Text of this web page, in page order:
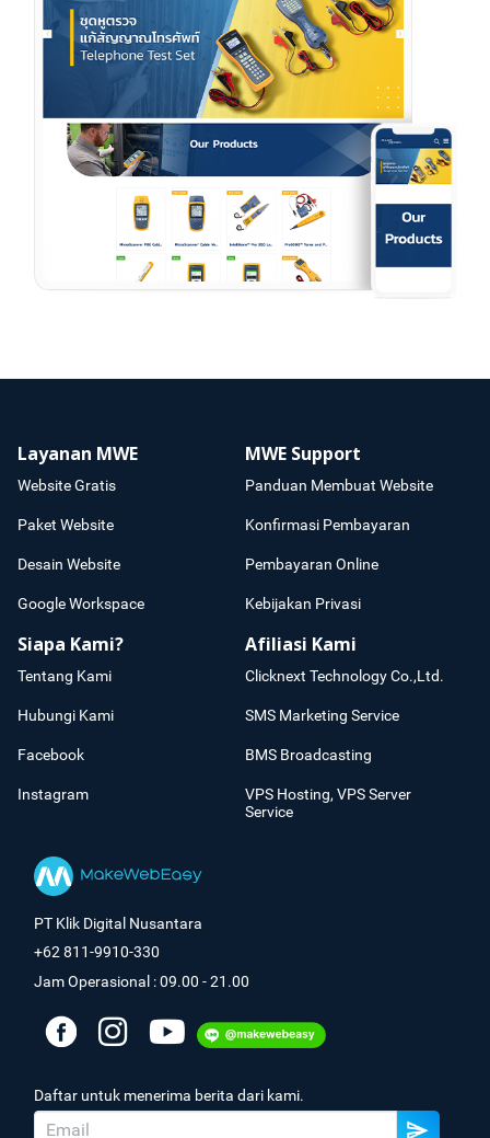
Layanan MWE
Website Gratis
Paket Website
Desain Website
Google Workspace
MWE Support
Panduan Membuat Website
Konfirmasi Pembayaran
Pembayaran Online
Kebijakan Privasi
Siapa Kami?
Tentang Kami
Hubungi Kami
Facebook
Instagram
Afiliasi Kami
Clicknext Technology Co.,Ltd.
SMS Marketing Service
BMS Broadcasting
VPS Hosting, VPS Server
Service
PT Klik Digital Nusantara
+62 811-9910-330
Jam Operasional : 09.00 - 21.00
Daftar untuk menerima berita dari kami.